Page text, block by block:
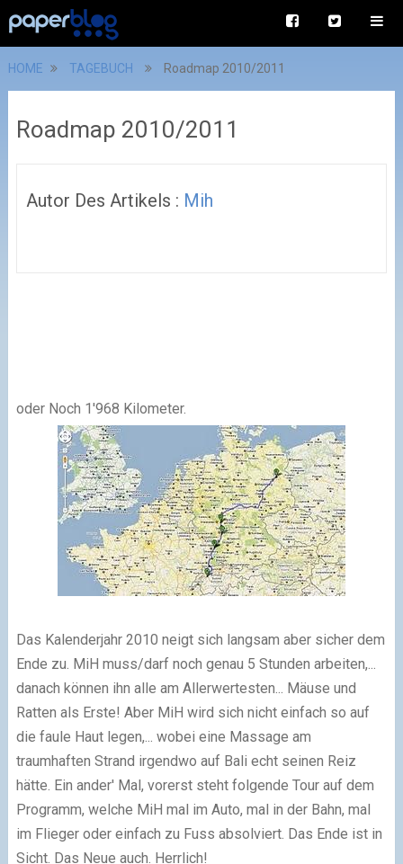
HOME TAGEBUCH Roadmap 2010/2011
Roadmap 2010/2011
Autor Des Artikels : Mih
oder Noch 1'968 Kilometer.
Das Kalenderjahr 2010 neigt sich langsam aber sicher dem
Ende zu. MiH muss/darf noch genau 5 Stunden arbeiten,...
danach können ihn alle am Allerwertesten... Mäuse und
Ratten als Erste! Aber MiH wird sich nicht einfach so auf
die faule Haut legen,... wobei eine Massage am
traumhaften Strand irgendwo auf Bali echt seinen Reiz
hätte. Ein ander' Mal, vorerst steht folgende Tour auf dem
Programm, welche MiH mal im Auto, mal in der Bahn, mal
im Flieger oder einfach zu Fuss absolviert. Das Ende ist in
Sicht. Das Neue auch. Herrlich!